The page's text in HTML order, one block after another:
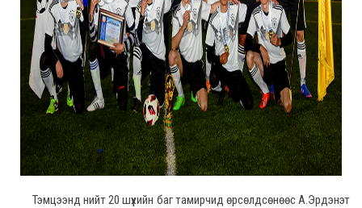
Тэмцээнд нийт 20 шүүхийн баг тамирчид өрсөлдсөнөөс А.Эрдэнэт